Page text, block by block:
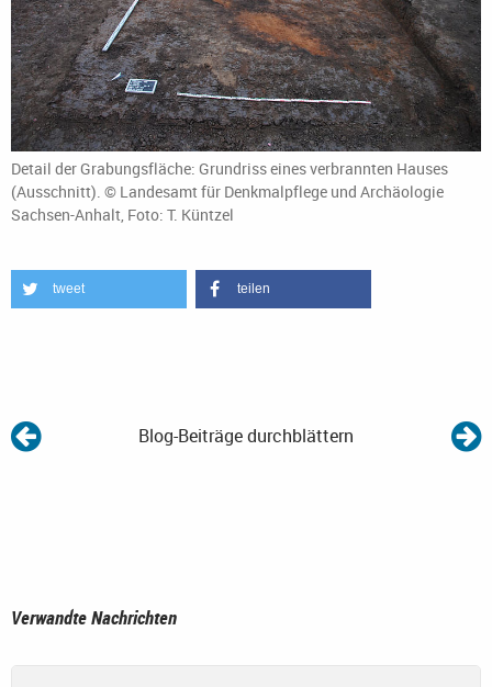
Detail der Grabungsfläche: Grundriss eines verbrannten Hauses
(Ausschnitt). © Landesamt für Denkmalpflege und Archäologie
Sachsen-Anhalt, Foto: T. Küntzel
tweet teilen
Blog-Beiträge durchblättern
Verwandte Nachrichten